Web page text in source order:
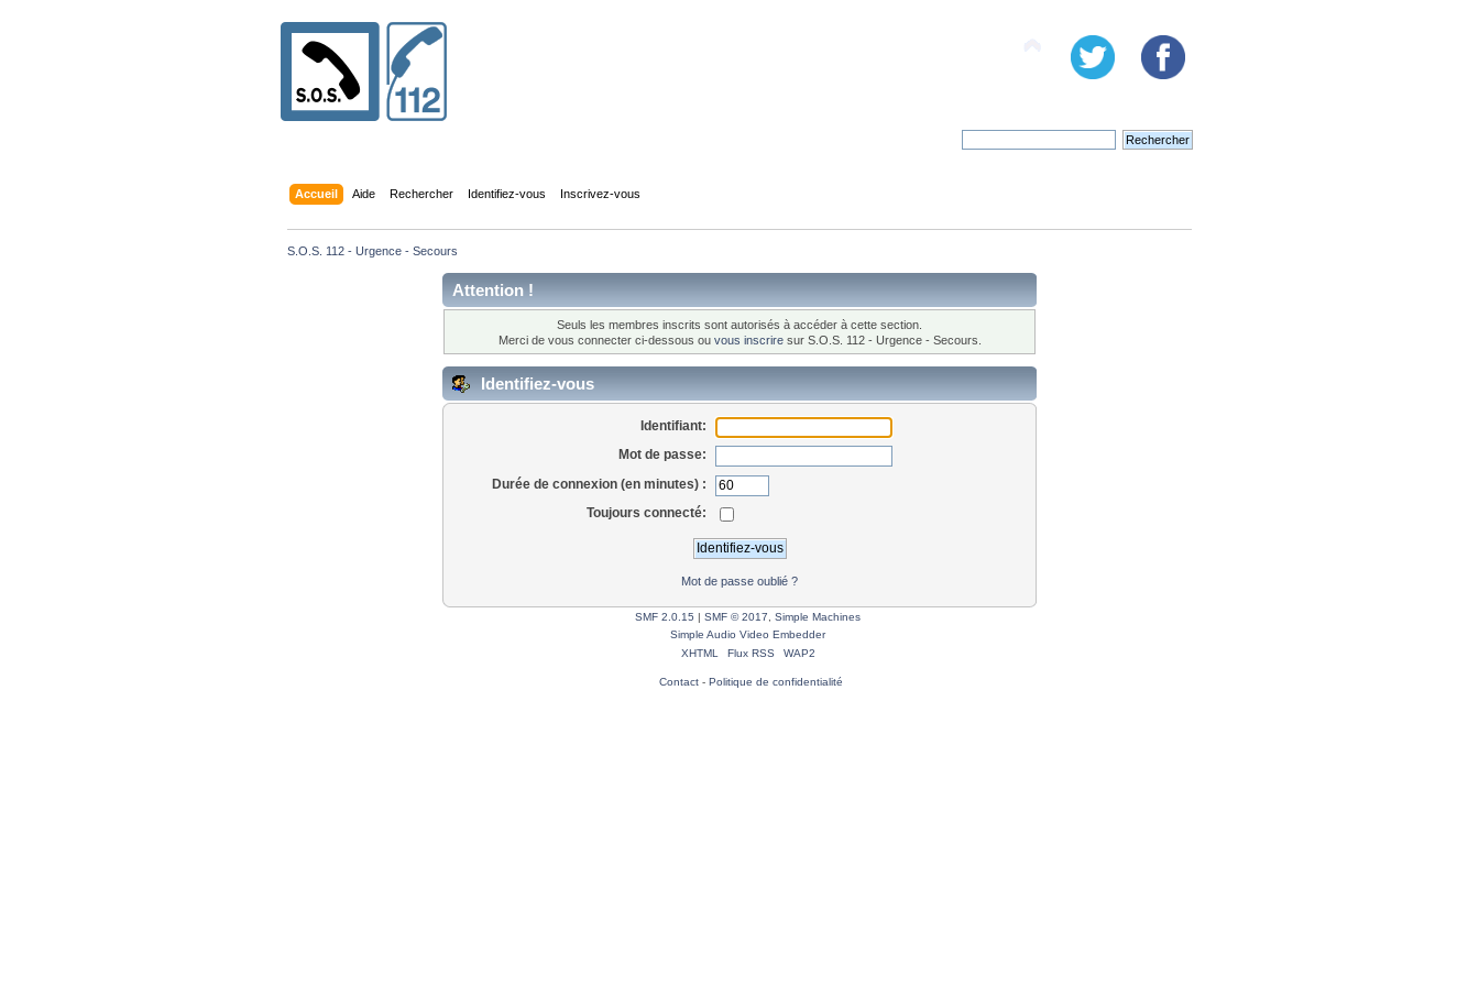
Accueil Aide Rechercher Identifiez-vous Inscrivez-vous
S.O.S. 112 - Urgence - Secours
Attention !
Seuls les membres inscrits sont autorisés à accéder à cette section.
Merci de vous connecter ci-dessous ou vous inscriresur S.O.S. 112 - Urgence - Secours.
Identifiez-vous
Identifiant:
Mot de passe:
Durée de connexion (en minutes) :
Toujours connecté:
Mot de passe oublié ?
SMF 2.0.15 | SMF © 2017, Simple Machines
Simple Audio Video Embedder
XHTML
Flux RSS WAP2
Contact- Politique de confidentialité